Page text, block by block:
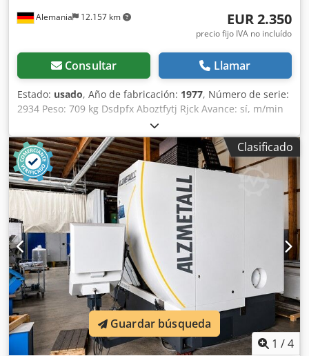
Alemania 12.157 km EUR 2.350
precio fijo IVA no incluído
Consultar Llamar
Estado: usado, Año de fabricación: 1977, Número de serie:
2934 Peso: 709 kg Dsdpfx Aboztfytj Rjck Avance: sí, m/min
Clasificado
1 /4
Guardar búsqueda